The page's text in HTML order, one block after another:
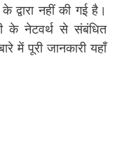
द्वारा नहीं की गई है।
के नेटवर्थ से संबंधित
में पूरी जानकारी यहाँ